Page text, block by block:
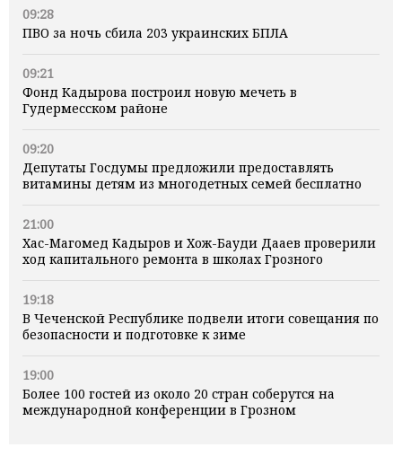
09:28
ПВО за ночь сбила 203 украинских БПЛА
09:21
Фонд Кадырова построил новую мечеть в
Гудермесском районе
09:20
Депутаты Госдумы предложили предоставлять
витамины детям из многодетных семей бесплатно
21:00
Хас-Магомед Кадыров и Хож-Бауди Дааев проверили
ход капитального ремонта в школах Грозного
19:18
В Чеченской Республике подвели итоги совещания по
безопасности и подготовке к зиме
19:00
Более 100 гостей из около 20 стран соберутся на
международной конференции в Грозном